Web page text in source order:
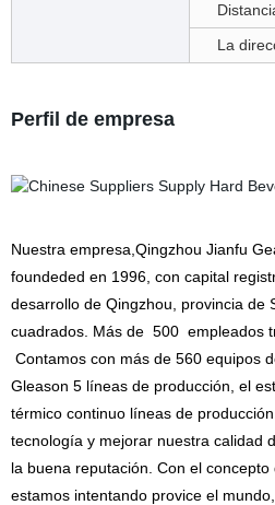
La
Perfil de empresa
Nuestra empresa,Qingzhou Jianfu
foundeded en 1996, con capital
desarrollo de Qingzhou, provincia de
cuadrados. Más de 500 empleados
Contamos con más de 560 equipos
Gleason 5 líneas de producción, el
térmico continuo líneas de
tecnología y mejorar nuestra calidad
la buena reputación. Con el
estamos intentando provice el